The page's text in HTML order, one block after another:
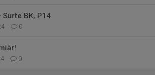
Surte BK, P14
0
0